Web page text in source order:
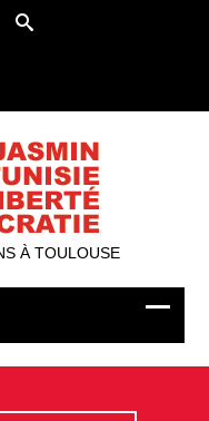
À TOULOUSE